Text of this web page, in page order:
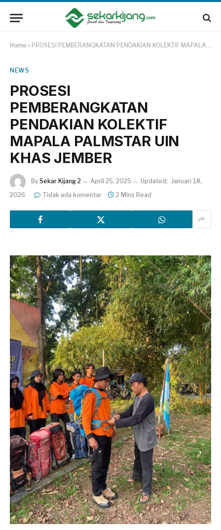
Home » PROSESI PEMBERANGKATAN PENDAKIAN KOLEKTIF MAPALA PALMSTAR UIN KHAS JEMBER
NEWS
PROSESI
PEMBERANGKATAN
PENDAKIAN KOLEKTIF
MAPALA PALMSTAR UIN
KHAS JEMBER
By Sekar Kijang 2 April 25, 2025 Updated: Januari 18,
2026
Tidak ada komentar 2 Mins Read